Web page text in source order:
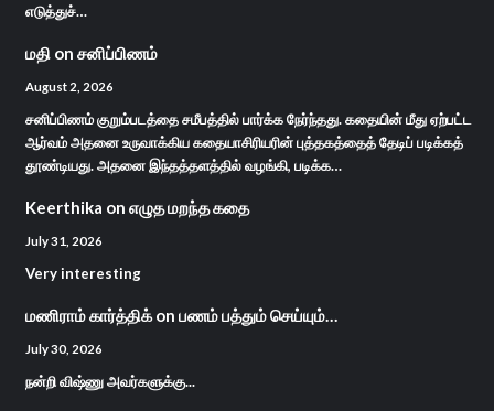
எடுத்துச்…
மதி on சனிப்பிணம்
August 2, 2026
சனிப்பிணம் குறும்படத்தை சமீபத்தில் பார்க்க நேர்ந்தது. கதையின் மீது ஏற்பட்ட
ஆர்வம் அதனை உருவாக்கிய கதையாசிரியரின் புத்தகத்தைத் தேடிப் படிக்கத்
தூண்டியது. அதனை இந்தத்தளத்தில் வழங்கி, படிக்க…
Keerthika on எழுத மறந்த கதை
July 31, 2026
Very interesting
மணிராம் கார்த்திக்on பணம் பத்தும் செய்யும்…
July 30, 2026
நன்றி விஷ்ணு அவர்களுக்கு...